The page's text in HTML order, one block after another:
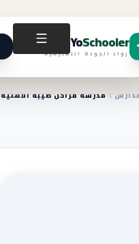
YoSchooler
رواد الجودة التعليمية
مدرسة مراحل طيبة الأهلية